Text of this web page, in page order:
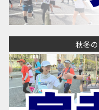
秋冬の